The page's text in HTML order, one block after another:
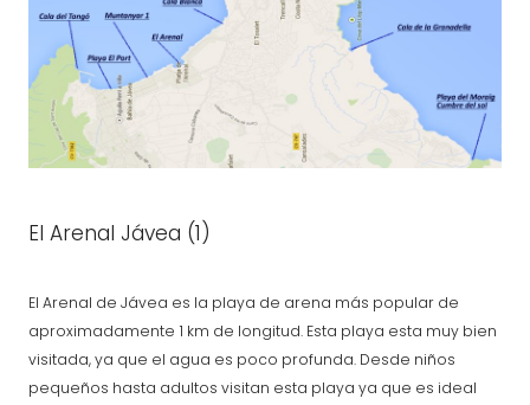
El Arenal Jávea (1)
El Arenal de Jávea es la playa de arena más popular de
aproximadamente 1 km de longitud. Esta playa esta muy bien
visitada, ya que el agua es poco profunda. Desde niños
pequeños hasta adultos visitan esta playa ya que es ideal